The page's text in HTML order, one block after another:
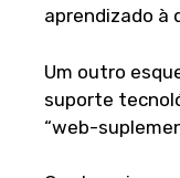
aprendizado à
Um outro
suporte
“web-